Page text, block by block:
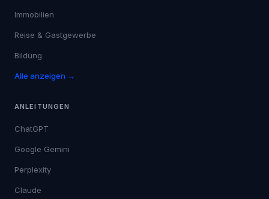
Immobilien
Reise & Gastgewerbe
Bildung
Alle anzeigen →
ANLEITUNGEN
ChatGPT
Google Gemini
Perplexity
Claude